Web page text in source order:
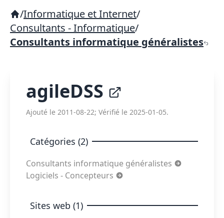
/Informatique et Internet/
Consultants - Informatique/
Consultants informatique généralistes
agileDSS
Ajouté le 2011-08-22; Vérifié le 2025-01-05.
Catégories (2)
Consultants informatique généralistes
Logiciels - Concepteurs
Sites web (1)